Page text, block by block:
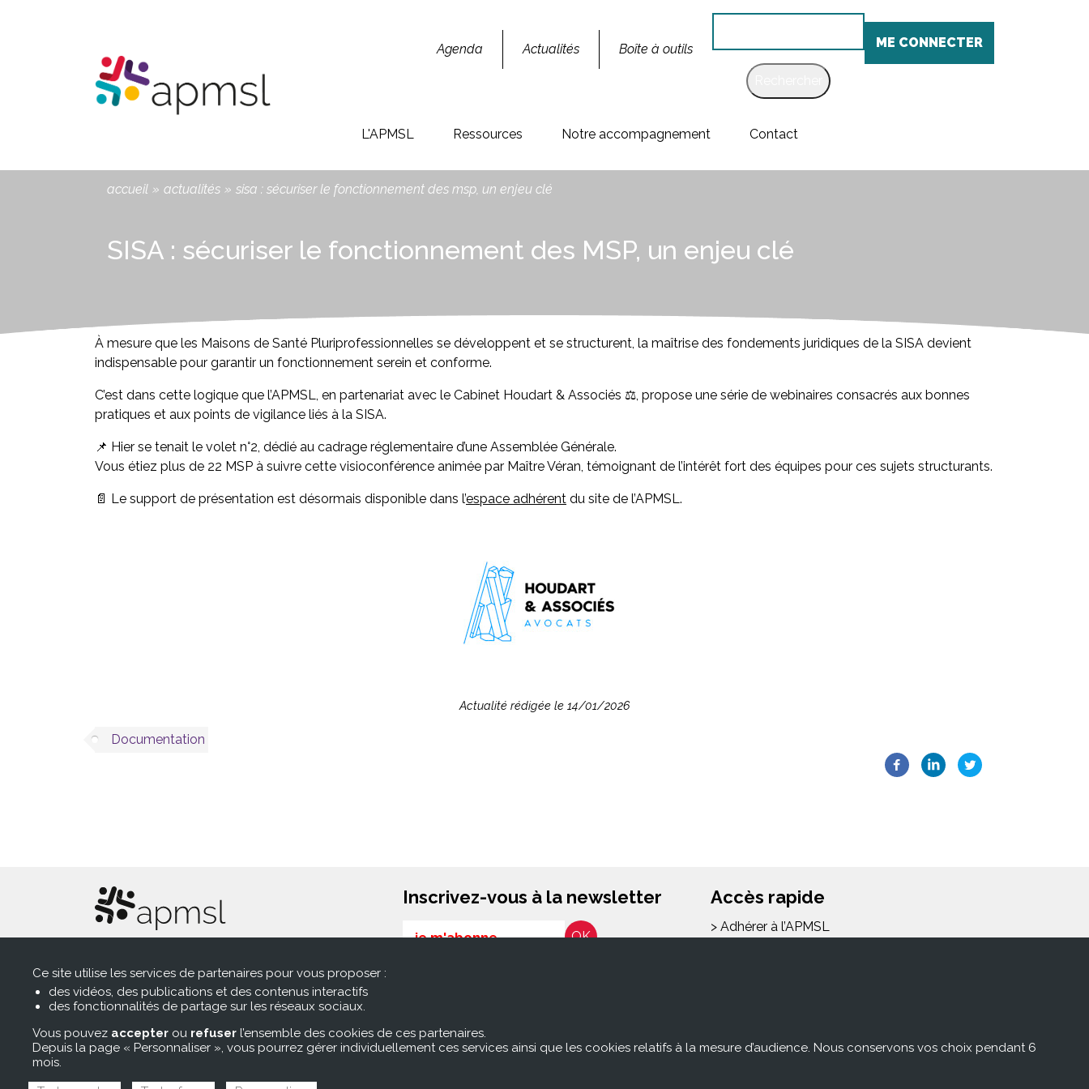
Agenda Actualités Boîte à outils
ME CONNECTER
L'APMSL Ressources Notre accompagnement Contact
You
here
accueil » actualités » sisa : sécuriser le fonctionnement des msp, un enjeu clé
SISA : sécuriser le fonctionnement des MSP, un enjeu clé
À mesure que les Maisons de Santé Pluriprofessionnelles se développent et se structurent, la maîtrise des fondements juridiques de la SISA devient
indispensable pour garantir un fonctionnement serein et conforme.
C’est dans cette logique que l’APMSL, en partenariat avec le Cabinet Houdart & Associés ⚖️, propose une série de webinaires consacrés aux bonnes
pratiques et aux points de vigilance liés à la SISA.
📌 Hier se tenait le volet n°2, dédié au cadrage réglementaire d’une Assemblée Générale.
Vous étiez plus de 22 MSP à suivre cette visioconférence animée par Maître Véran, témoignant de l’intérêt fort des équipes pour ces sujets structurants.
📄 Le support de présentation est désormais disponible dans l’espace adhérent du site de l’APMSL.
Actualité rédigée le 14/01/2026
Documentation
l’exercice coordonné pluriprofessionnel
en Pays de la Loire
1 rue Julien Videment, 44200 Nantes
Tél. : 02 28 21 97 35
Inscrivez-vous à la newsletter
Email
finalités décrites dans la page Politique de
confidentialité
Accès rapide
> Adhérer à l’APMSL
Ce site utilise les services de partenaires pour vous proposer :
des vidéos, des publications et des contenus interactifs
des fonctionnalités de partage sur les réseaux sociaux.
Vous pouvez accepter ou refuser l’ensemble des cookies de ces partenaires.
Depuis la page « Personnaliser », vous pourrez gérer individuellement ces services ainsi que les cookies relatifs à la mesure d’audience. Nous conservons vos choix pendant 6
mois.